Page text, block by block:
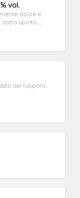
vol.
dolce e
sotto spirito.
dal luppolo,